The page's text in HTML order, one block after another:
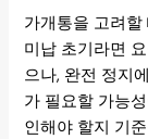
가개통을 고려
미납 초기라면
으나, 완전 정지
가 필요할 가능
인해야 할지 기